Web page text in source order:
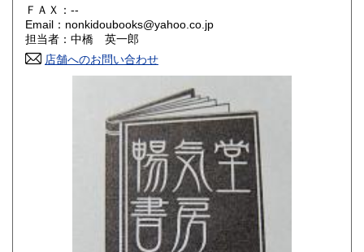
香川県 180円 愛媛県
高知県
180円 長崎県
180円 大分県
180円 鹿児島県
180円
ＦＡＸ：--
Email：nonkidoubooks@yahoo.co.jp
担当者：中橋 英一郎
店舗へのお問い合わせ